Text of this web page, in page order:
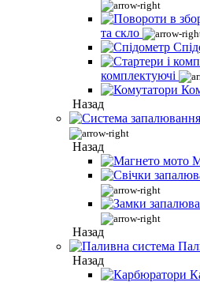
та скло
комплектуючі
Назад
Назад
Назад
Назад